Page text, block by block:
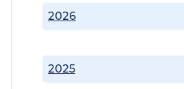
2025
2026